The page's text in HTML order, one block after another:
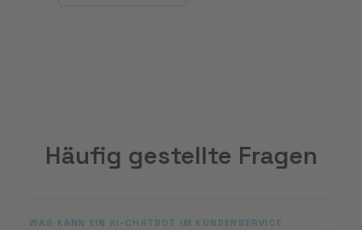
Häufig gestellte Fragen
WAS KANN EIN KI-CHATBOT IM KUNDENSERVICE